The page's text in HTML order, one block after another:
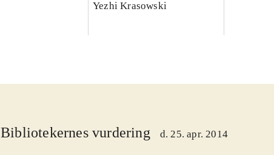
Yezhi Krasowski
Bibliotekernes vurdering d. 25. apr. 2014